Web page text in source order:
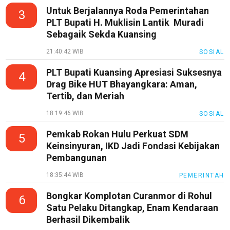
3
Untuk Berjalannya Roda Pemerintahan
PLT Bupati H. Muklisin Lantik Muradi
Sebagaik Sekda Kuansing
21:40:42 WIB SOSIAL
4
PLT Bupati Kuansing Apresiasi Suksesnya
Drag Bike HUT Bhayangkara: Aman,
Tertib, dan Meriah
18:19:46 WIB SOSIAL
5
Pemkab Rokan Hulu Perkuat SDM
Keinsinyuran, IKD Jadi Fondasi Kebijakan
Pembangunan
18:35:44 WIB PEMERINTAH
6
Bongkar Komplotan Curanmor di Rohul
Satu Pelaku Ditangkap, Enam Kendaraan
Berhasil Dikembalik